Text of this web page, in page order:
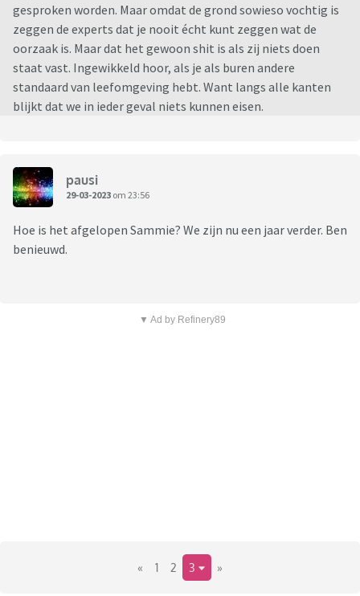
gesproken worden. Maar omdat de grond sowieso vochtig is
zeggen de experts dat je nooit écht kunt zeggen wat de
oorzaak is. Maar dat het gewoon shit is als zij niets doen
staat vast. Ingewikkeld hoor, als je als buren andere
standaard van leefomgeving hebt. Want langs alle kanten
blijkt dat we in ieder geval niets kunnen eisen.
pausi
29-03-2023 om 23:56
Hoe is het afgelopen Sammie? We zijn nu een jaar verder. Ben
benieuwd.
▼ Ad by Refinery89
« 1 2 3 »